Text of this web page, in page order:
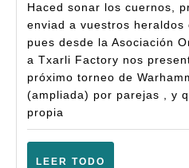
Haced sonar los cuernos,
enviad a vuestros heraldos
pues desde la Asociación
a Txarli Factory nos
próximo torneo de
(ampliada) por parejas , y
propia
LEER TODO